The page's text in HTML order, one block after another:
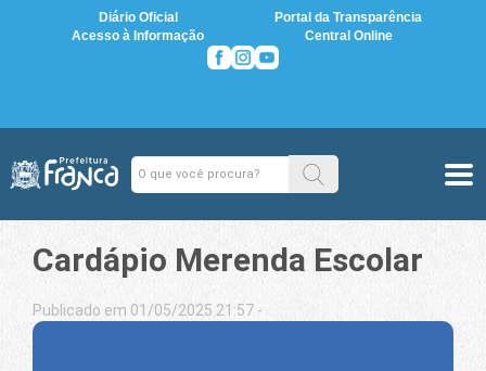
Diário Oficial
Portal da Transparência
Acesso à Informação
Central Online
Cardápio Merenda Escolar
Publicado em 01/05/2025 21:57 -